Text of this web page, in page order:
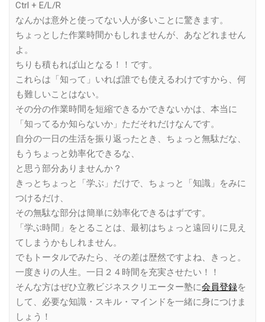
Ctrl + E/L/R
なんかは意外と使ってない人が多いことに驚きます。
ちょっとした作業時間かもしれませんが、あなどれません
よ。
ちりも積もれば山となる！！です。
これらは「知って」いれば誰でも使えるわけですから、何
も難しいことはない。
その分の作業時間を短縮できるかできないかは、本当に
「知ってるか知らないか」ただそれだけなんです。
自分の一日の生活を振り返ったとき、ちょっと無駄だな、
もうちょっと効率化できるな、
と思う部分ありませんか？
きっとちょっと「学ぶ」だけで、ちょっと「知識」をみに
つけるだけ、
その無駄な部分は簡単に効率化できるはずです。
「学ぶ時間」をとることは、最初はちょっと遠回りに見え
てしまうかもしれません。
でもトータルでみたら、その差は歴然ですよね、きっと。
一度きりの人生。一日２４時間を充実させたい！！
そんな方はぜひ立教ビジネスクリエーター塾に会員登録を
して、必要な知識・スキル・マインドを一緒に身につけま
しょう！